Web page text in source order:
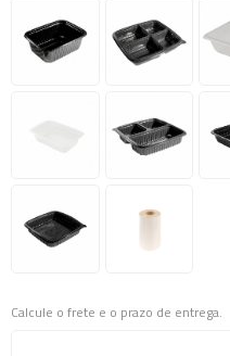
Calcule o frete e o prazo de entrega.